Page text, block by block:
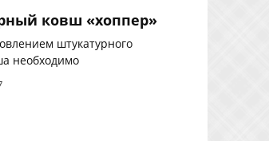
ковш «хоппер»
штукатурного
необходимо